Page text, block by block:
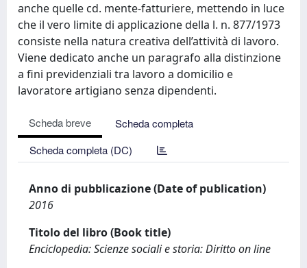
anche quelle cd. mente-fatturiere, mettendo in luce
che il vero limite di applicazione della l. n. 877/1973
consiste nella natura creativa dell’attività di lavoro.
Viene dedicato anche un paragrafo alla distinzione
a fini previdenziali tra lavoro a domicilio e
lavoratore artigiano senza dipendenti.
Scheda breve
Scheda completa
Scheda completa (DC)
Anno di pubblicazione (Date of publication)
2016
Titolo del libro (Book title)
Enciclopedia: Scienze sociali e storia: Diritto on line